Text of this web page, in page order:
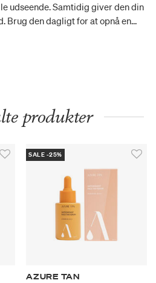
udseende. Samtidig giver den din
Brug den dagligt for at opnå en
Tilført de aktive
produkter
SALE -25%
AZURE TAN